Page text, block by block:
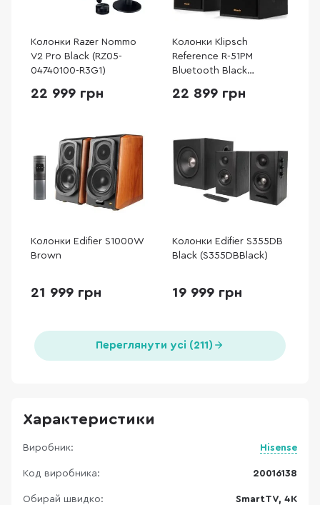
Колонки Razer Nommo
V2 Pro Black (RZ05-
04740100-R3G1)
22 999 грн
Колонки Klipsch
Reference R-51PM
Bluetooth Black
22 899 грн
Колонки Edifier S1000W
Brown
21 999 грн
Колонки Edifier S355DB
Black (S355DBBlack)
19 999 грн
Переглянути усі (211)
Характеристики
Виробник: Hisense
Код виробника: 20016138
Обирай швидко: SmartTV, 4K